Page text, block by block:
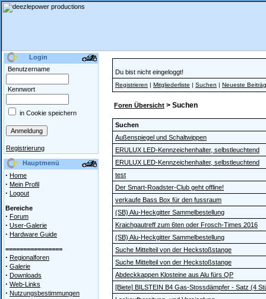
Login
Benutzername
Kennwort
in Cookie speichern
Registrierung
Hauptmenü
· Home
· Mein Profil
· Logout
Bereiche
· Forum
· User-Galerie
· Hardware Guide
================
· Regionalforen
· Galerie
· Downloads
· Web-Links
· Nutzungsbestimmungen
Du bist nicht eingeloggt!
Registrieren | Mitgliederliste | Suchen | Neueste
Foren Übersicht > Suchen
Suchen
Außenspiegel und Schaltwippen
ERULUX LED-Kennzeichenhalter, selbstleuchtend
ERULUX LED-Kennzeichenhalter, selbstleuchtend
test
Der Smart-Roadster-Club geht offline!
verkaufe Bass Box für den fussraum
(SB) Alu-Heckgitter Sammelbestellung
Kraichgautreff zum 6ten oder Frosch-Times 2016
(SB) Alu-Heckgitter Sammelbestellung
Suche Mittelteil von der Heckstoßstange
Suche Mittelteil von der Heckstoßstange
Abdeckkappen Klosteine aus Alu fürs QP
[Biete] BILSTEIN B4 Gas-Stossdämpfer - Satz (4